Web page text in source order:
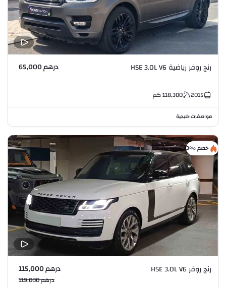
رنج روفر رياضية HSE 3.0L V6 درهم 65,000
2015
118,300كم
مواصفات خليجية
خصم %3
رنج روفر HSE 3.0L V6 درهم 115,000
درهم 119,000